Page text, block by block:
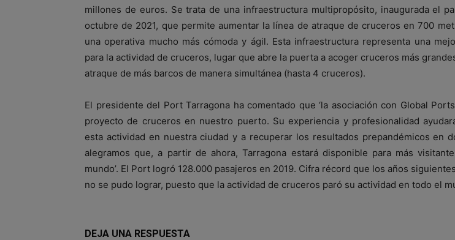
millones de euros. Se trata de una infraestructura multipropósito, inaugurada el
octubre de 2021, que permite aumentar la línea de atraque de cruceros en 700
una operativa mucho más cómoda y ágil. Esta infraestructura representa una
para la actividad de cruceros, lugar que abre la puerta a acoger cruceros más
atraque de más barcos de manera simultánea (hasta 4 cruceros).
El presidente del Port Tarragona ha comentado que ‘la asociación con Global
proyecto de cruceros en nuestro puerto. Su experiencia y profesionalidad
esta actividad en nuestra ciudad y a recuperar los resultados prepandémicos en
alegramos que, a partir de ahora, Tarragona estará disponible para más
mundo’. El Port logró 128.000 pasajeros en 2019. Cifra récord que los años
no se pudo lograr, puesto que la actividad de cruceros paró su actividad en todo el
DEJA UNA RESPUESTA